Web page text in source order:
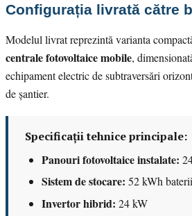
Configurația livrată către
Modelul livrat reprezintă varianta
centrale fotovoltaice mobile,
echipament electric de subtraversări
de șantier.
Specificații tehnice principale:
Panouri fotovoltaice instalate:
Sistem de stocare: 52 kWh
Invertor hibrid: 24 kW